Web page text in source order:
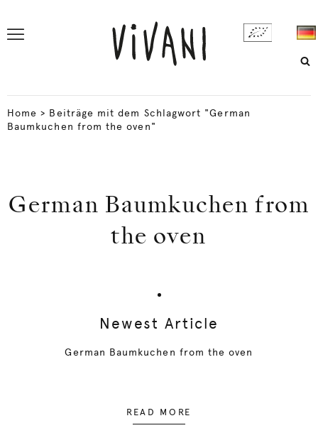
Home > Beiträge mit dem Schlagwort "German
Baumkuchen from the oven"
German Baumkuchen from
the oven
Newest Article
German Baumkuchen from the oven
READ MORE